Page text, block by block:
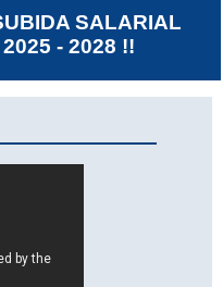
SALARIAL
- 2028 !!